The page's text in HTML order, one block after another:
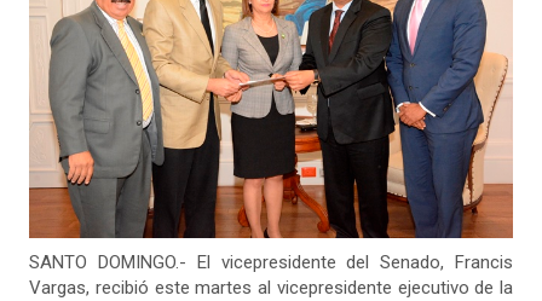
SANTO DOMINGO.- El vicepresidente del Senado, Francis
Vargas, recibió este martes al vicepresidente ejecutivo de la